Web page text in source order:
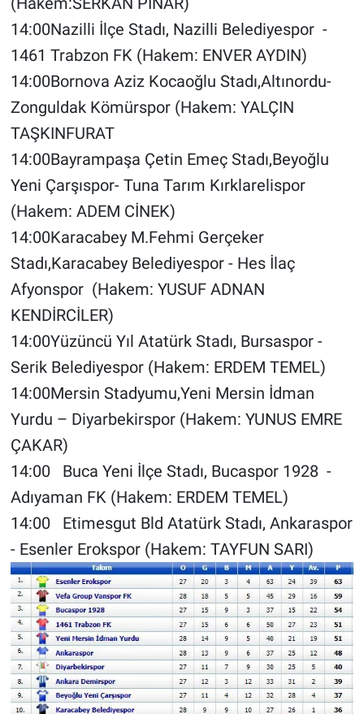
14:00Nazilli İlçe Stadı, Nazilli Belediyespor -
1461 Trabzon FK (Hakem: ENVER AYDIN)
14:00Bornova Aziz Kocaoğlu Stadı,Altınordu-
Zonguldak Kömürspor (Hakem: YALÇIN
TAŞKINFURAT
14:00Bayrampaşa Çetin Emeç Stadı,Beyoğlu
Yeni Çarşıspor- Tuna Tarım Kırklarelispor
(Hakem: ADEM CİNEK)
14:00Karacabey M.Fehmi Gerçeker
Stadı,Karacabey Belediyespor - Hes İlaç
Afyonspor (Hakem: YUSUF ADNAN
KENDİRCİLER)
14:00Yüzüncü Yıl Atatürk Stadı, Bursaspor -
Serik Belediyespor (Hakem: ERDEM TEMEL)
14:00Mersin Stadyumu,Yeni Mersin İdman
Yurdu – Diyarbekirspor (Hakem: YUNUS EMRE
ÇAKAR)
14:00 Buca Yeni İlçe Stadı, Bucaspor 1928 -
Adıyaman FK (Hakem: ERDEM TEMEL)
14:00 Etimesgut Bld Atatürk Stadı, Ankaraspor
- Esenler Erokspor (Hakem: TAYFUN SARI)